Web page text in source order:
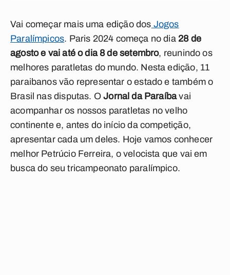
Vai começar mais uma edição dos Jogos
Paralímpicos. Paris 2024 começa no dia 28 de
agosto e vai até o dia 8 de setembro, reunindo os
melhores paratletas do mundo. Nesta edição, 11
paraibanos vão representar o estado e também o
Brasil nas disputas. OJornal da Paraíbavai
acompanhar os nossos paratletas no velho
continente e, antes do início da competição,
apresentar cada um deles. Hoje vamos conhecer
melhor Petrúcio Ferreira, o velocista que vai em
busca do seu tricampeonato paralímpico.